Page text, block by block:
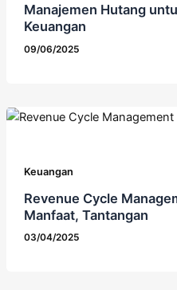
Manajemen Hutang
Keuangan
09/06/2025
Keuangan
Revenue Cycle
Manfaat, Tantangan
03/04/2025